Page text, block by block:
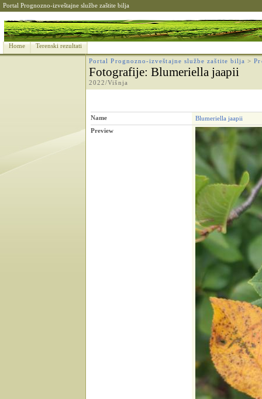
Portal Prognozno-izveštajne službe zaštite bilja
Home Terenski rezultati
Portal Prognozno-izveštajne službe zaštite bilja >
Fotografije: Blumeriella jaapii
2022/Višnja
Name
Blumeriella jaapii
Preview